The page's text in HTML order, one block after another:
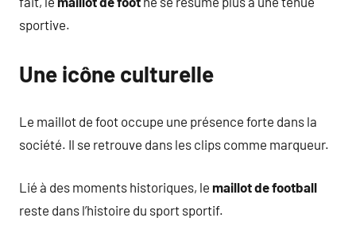
sportive.
Une icône culturelle
Le maillot de foot occupe une présence forte dans la
société. Il se retrouve dans les clips comme marqueur.
Lié à des moments historiques, le maillot de football
reste dans l’histoire du sport sportif.